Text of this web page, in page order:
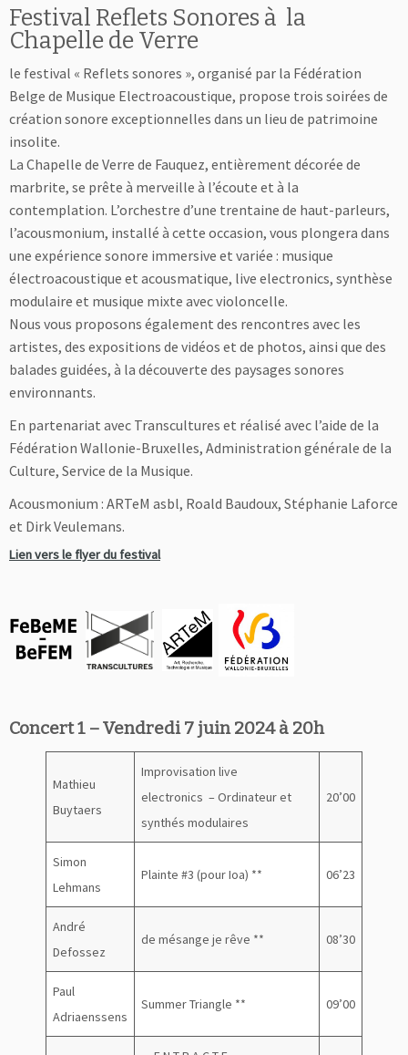
Festival Reflets Sonores à la
Chapelle de Verre
le festival « Reflets sonores », organisé par la Fédération
Belge de Musique Electroacoustique, propose trois soirées de
création sonore exceptionnelles dans un lieu de patrimoine
insolite.
La Chapelle de Verre de Fauquez, entièrement décorée de
marbrite, se prête à merveille à l’écoute et à la
contemplation. L’orchestre d’une trentaine de haut-parleurs,
l’acousmonium, installé à cette occasion, vous plongera dans
une expérience sonore immersive et variée : musique
électroacoustique et acousmatique, live electronics, synthèse
modulaire et musique mixte avec violoncelle.
Nous vous proposons également des rencontres avec les
artistes, des expositions de vidéos et de photos, ainsi que des
balades guidées, à la découverte des paysages sonores
environnants.
En partenariat avec Transcultures et réalisé avec l’aide de la
Fédération Wallonie-Bruxelles, Administration générale de la
Culture, Service de la Musique.
Acousmonium : ARTeM asbl, Roald Baudoux, Stéphanie Laforce
et Dirk Veulemans.
Lien vers le flyer du festival
Concert 1 – Vendredi 7 juin 2024 à 20h
Mathieu
Buytaers
Improvisation live
electronics – Ordinateur et
synthés modulaires
20’00
Simon
Lehmans
Plainte #3 (pour Ioa) ** 06’23
André
Defossez
de mésange je rêve ** 08’30
Paul
Adriaenssens
Summer Triangle ** 09’00